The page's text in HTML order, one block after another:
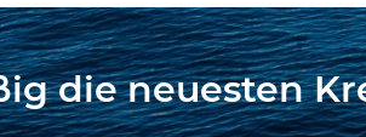
die neuesten